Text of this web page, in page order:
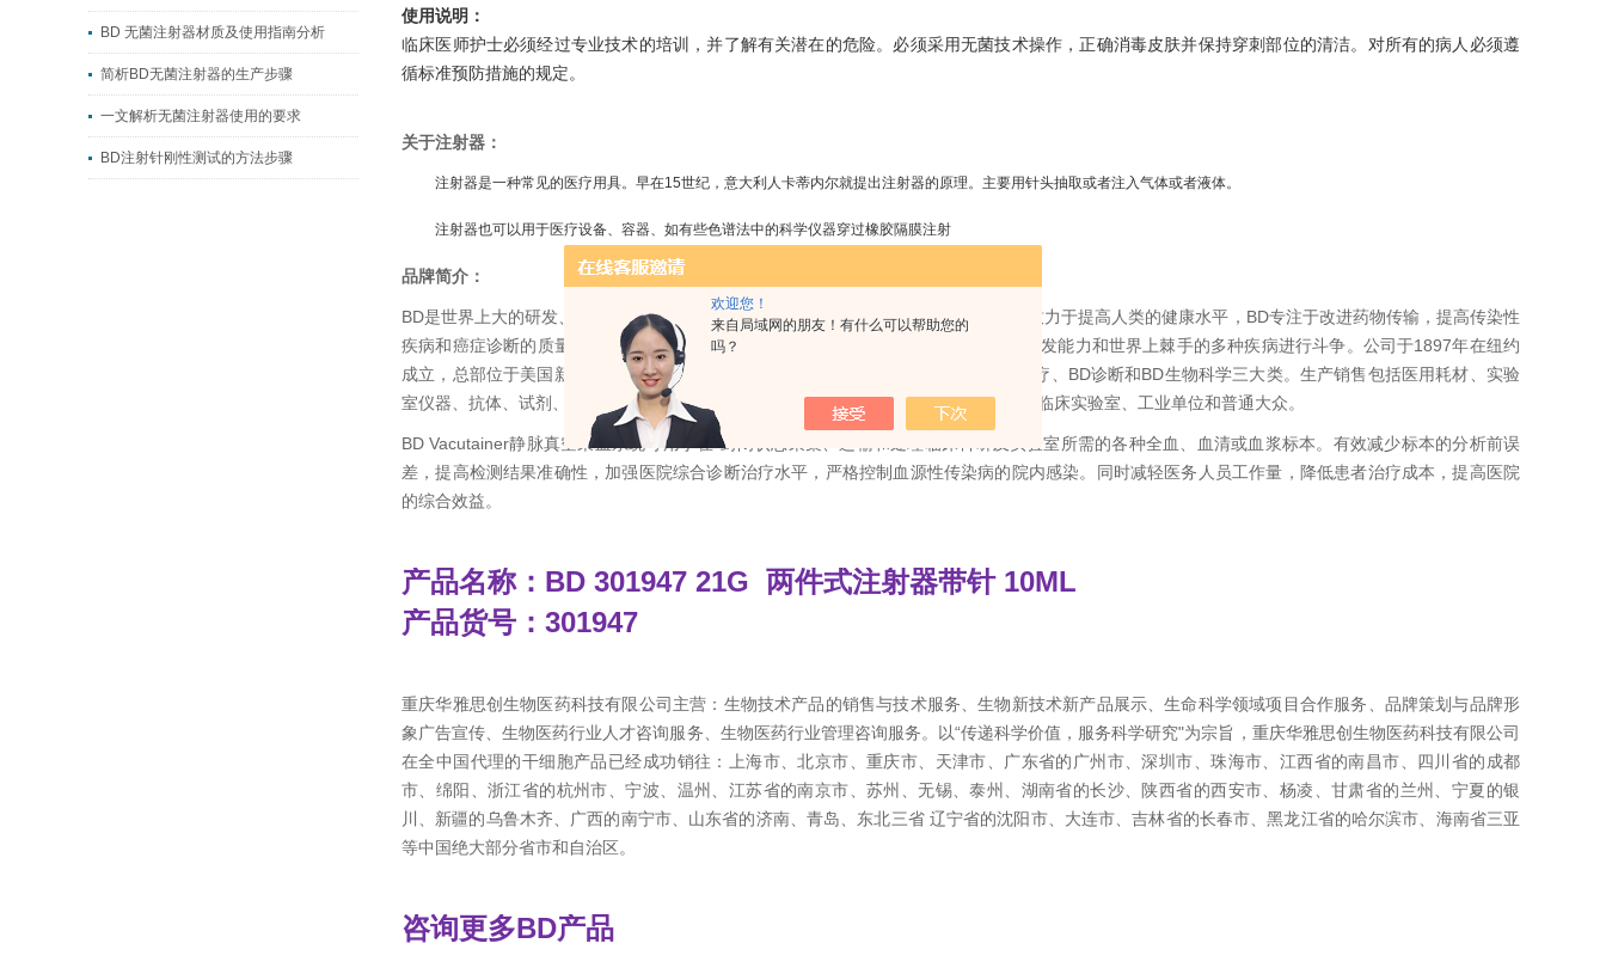
欢迎您！
来自局域网的朋友！有什么可以帮助您的
吗？
BD 无菌注射器材质及使用指南分析
简析BD无菌注射器的生产步骤
一文解析无菌注射器使用的要求
BD注射针刚性测试的方法步骤
使用说明：
临床医师护士必须经过专业技术的培训，并了解有关潜在的危险。必须采用无菌技术操作，正确消毒皮肤并保持穿刺部位的清洁。对所有的病人必须遵
循标准预防措施的规定。
关于注射器：
注射器是一种常见的医疗用具。早在15世纪，意大利人卡蒂内尔就提出注射器的原理。主要用针头抽取或者注入气体或者液体。
注射器也可以用于医疗设备、容器、如有些色谱法中的科学仪器穿过橡胶隔膜注射
品牌简介：
BD是世界上大的研发、生产和销售医疗设备，医疗系统和试剂的医疗技术公司之一，致力于提高人类的健康水平，BD专注于改进药物传输，提高传染性
疾病和癌症诊断的质量和速度，推进新型药物和疫苗的研发与生产。BD公司具有*的研发能力和世界上棘手的多种疾病进行斗争。公司于1897年在纽约
成立，总部位于美国新泽西州的富兰克林湖，业务遍及全球。公司的业务可分为BD医疗、BD诊断和BD生物科学三大类。生产销售包括医用耗材、实验
室仪器、抗体、试剂、诊断等产品。公司的服务对象包括医疗机构、生命科学研究所、临床实验室、工业单位和普通大众。
BD Vacutainer静脉真空采血系统可用于在*封闭状态采集、运输和处理临床科研及实验室所需的各种全血、血清或血浆标本。有效减少标本的分析前误
差，提高检测结果准确性，加强医院综合诊断治疗水平，严格控制血源性传染病的院内感染。同时减轻医务人员工作量，降低患者治疗成本，提高医院
的综合效益。
产品名称：BD 301947 21G 两件式注射器带针 10ML
产品货号：301947
重庆华雅思创生物医药科技有限公司主营：生物技术产品的销售与技术服务、生物新技术新产品展示、生命科学领域项目合作服务、品牌策划与品牌形
象广告宣传、生物医药行业人才咨询服务、生物医药行业管理咨询服务。以“传递科学价值，服务科学研究"为宗旨，重庆华雅思创生物医药科技有限公司
在全中国代理的干细胞产品已经成功销往：上海市、北京市、重庆市、天津市、广东省的广州市、深圳市、珠海市、江西省的南昌市、四川省的成都
市、绵阳、浙江省的杭州市、宁波、温州、江苏省的南京市、苏州、无锡、泰州、湖南省的长沙、陕西省的西安市、杨凌、甘肃省的兰州、宁夏的银
川、新疆的乌鲁木齐、广西的南宁市、山东省的济南、青岛、东北三省 辽宁省的沈阳市、大连市、吉林省的长春市、黑龙江省的哈尔滨市、海南省三亚
等中国绝大部分省市和自治区。
咨询更多BD产品